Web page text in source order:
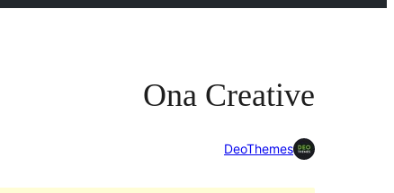
Ona Creative
DeoThemes